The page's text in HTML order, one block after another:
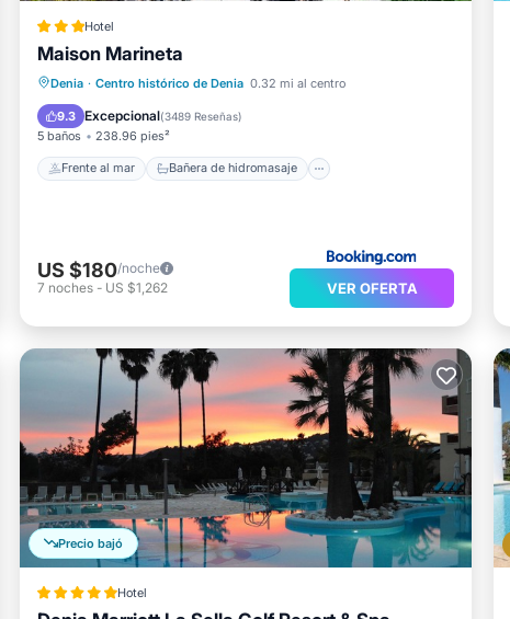
Hotel
Maison Marineta
Denia · Centro histórico de Denia 0.32 mi al centro
9.3 Excepcional(3489 Reseñas)
5 baños 238.96 pies²
Frente al mar Bañera de hidromasaje
Frente al mar
Bañera de hidromasaje
Aparcamiento
Vista al mar
US $180/noche
7 noches - US $1,262 VER OFERTA
Precio bajó
Hotel